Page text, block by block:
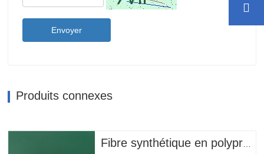
Envoyer
Produits connexes